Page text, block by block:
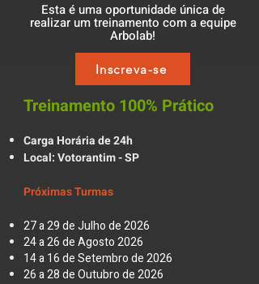
Esta é uma oportunidade única de
realizar um treinamento com a equipe
Arbolab!
Inscreva-se
Treinamento 100% Prático
Carga Horária de 24h
Local: Votorantim - SP
Próximas Turmas
27 a 29 de Julho de 2026
24 a 26 de Agosto 2026
14 a 16 de Setembro de 2026
26 a 28 de Outubro de 2026